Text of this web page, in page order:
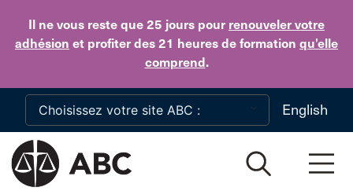
Il ne vous reste que 25 jours pour renouveler votre
adhésion et profiter des 21 heures de formation qu’elle
comprend.
Skip to main content
English